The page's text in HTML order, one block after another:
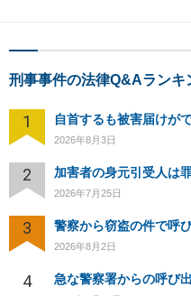
刑事事件の法律Q&Aランキ
1 自首するも被害届けが
2026年8月3日
2 加害者の身元引受人は
2026年7月25日
3 警察から窃盗の件で呼
2026年8月2日
4 急な警察署からの呼び